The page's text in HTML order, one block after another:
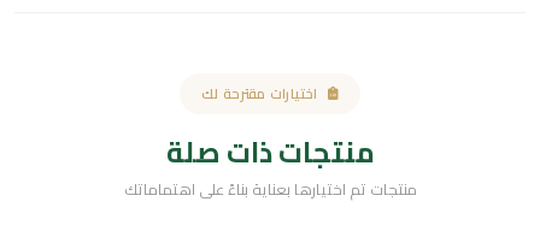
اختيارات مقترحة لك
منتجات ذات صلة
منتجات تم اختيارها بعناية بناءً على اهتماماتك